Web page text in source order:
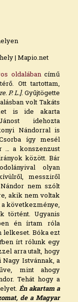
oldalábancímű
Ott tartottam,
P. L.]. Gyűjtögette
volt Takáts
is ide akarta
idehozta
Nándorral is
így mesél
… a konszenzust
között. Bár
olyan
messziről
nem szólt
akik nem voltak
következménye,
történt. Ugyanis
én írtam róla
lelkeset. Bóka ezt
ben írt rólunk egy
arra utalt, hogy
Istvánnak, a
mint ahogy
Tehát hogy a
Én akartam a
de a Magyar